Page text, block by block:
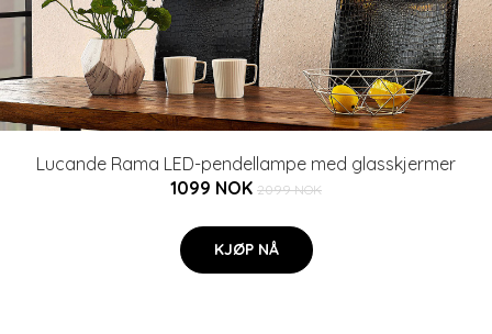
Lucande Rama LED-pendellampe med glasskjermer
1099 NOK 2099 NOK
KJØP NÅ